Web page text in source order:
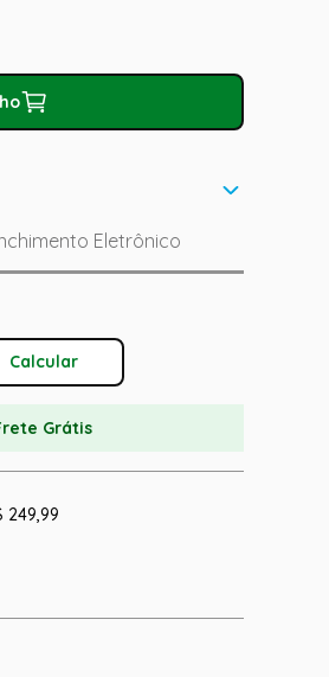
Eletrônico
O Frete
Grátis